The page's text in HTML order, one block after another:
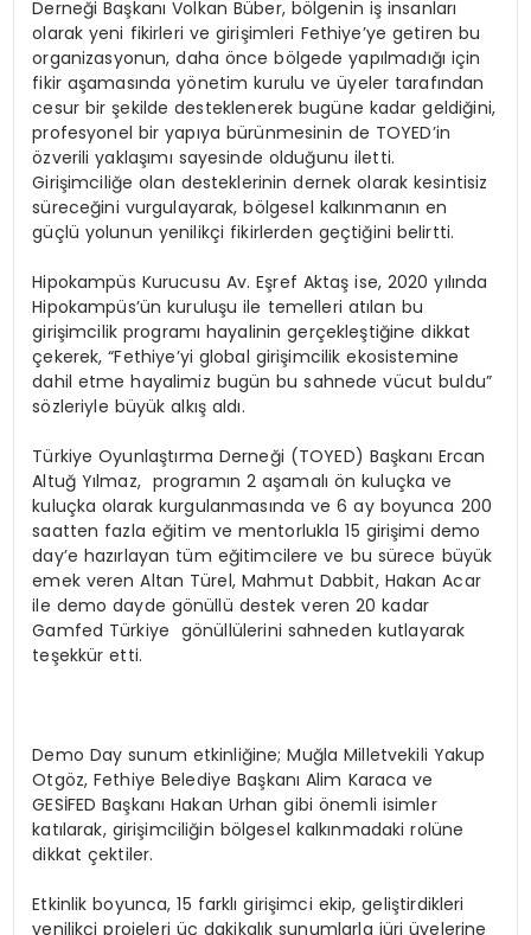
Derneği Başkanı Volkan Büber, bölgenin iş insanları
olarak yeni fikirleri ve girişimleri Fethiye’ye getiren bu
organizasyonun, daha önce bölgede yapılmadığı için
fikir aşamasında yönetim kurulu ve üyeler tarafından
cesur bir şekilde desteklenerek bugüne kadar geldiğini,
profesyonel bir yapıya bürünmesinin de TOYED’in
özverili yaklaşımı sayesinde olduğunu iletti.
Girişimciliğe olan desteklerinin dernek olarak kesintisiz
süreceğini vurgulayarak, bölgesel kalkınmanın en
güçlü yolunun yenilikçi fikirlerden geçtiğini belirtti.
Hipokampüs Kurucusu Av. Eşref Aktaş ise, 2020 yılında
Hipokampüs’ün kuruluşu ile temelleri atılan bu
girişimcilik programı hayalinin gerçekleştiğine dikkat
çekerek, “Fethiye’yi global girişimcilik ekosistemine
dahil etme hayalimiz bugün bu sahnede vücut buldu”
sözleriyle büyük alkış aldı.
Türkiye Oyunlaştırma Derneği (TOYED) Başkanı Ercan
Altuğ Yılmaz, programın 2 aşamalı ön kuluçka ve
kuluçka olarak kurgulanmasında ve 6 ay boyunca 200
saatten fazla eğitim ve mentorlukla 15 girişimi demo
day’e hazırlayan tüm eğitimcilere ve bu sürece büyük
emek veren Altan Türel, Mahmut Dabbit, Hakan Acar
ile demo dayde gönüllü destek veren 20 kadar
Gamfed Türkiye gönüllülerini sahneden kutlayarak
teşekkür etti.
Demo Day sunum etkinliğine; Muğla Milletvekili Yakup
Otgöz, Fethiye Belediye Başkanı Alim Karaca ve
GESİFED Başkanı Hakan Urhan gibi önemli isimler
katılarak, girişimciliğin bölgesel kalkınmadaki rolüne
dikkat çektiler.
Etkinlik boyunca, 15 farklı girişimci ekip, geliştirdikleri
yenilikçi projeleri üç dakikalık sunumlarla jüri üyelerine